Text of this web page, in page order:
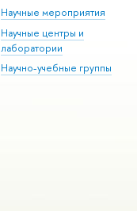
Научные мероприятия
Научные центры и
лаборатории
Научно-учебные группы